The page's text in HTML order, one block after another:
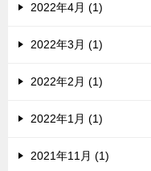
2022年4月 (1)
2022年3月 (1)
2022年2月 (1)
2022年1月 (1)
2021年11月 (1)